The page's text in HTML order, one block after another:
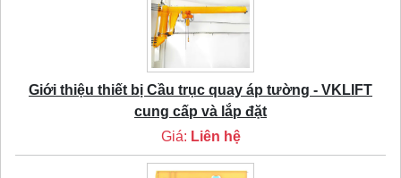
Giới thiệu thiết bị Cầu trục quay áp tường - VKLIFT
cung cấp và lắp đặt
Giá: Liên hệ